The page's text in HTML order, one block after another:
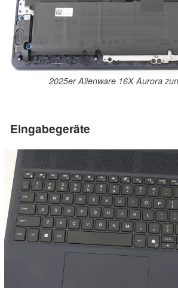
2025er Alienware 16X Aurora
Eingabegeräte